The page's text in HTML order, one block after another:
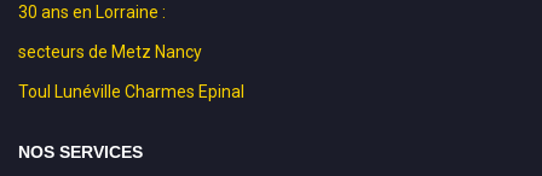
30 ans en Lorraine :
secteurs de Metz Nancy
Toul Lunéville Charmes Epinal
NOS SERVICES